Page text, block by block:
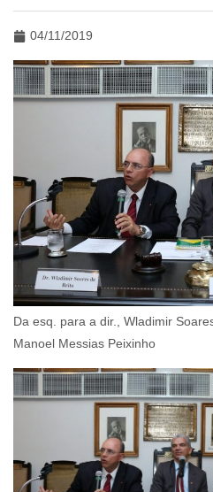
04/11/2019
Da esq. para a dir., Wladimir
Manoel Messias Peixinho